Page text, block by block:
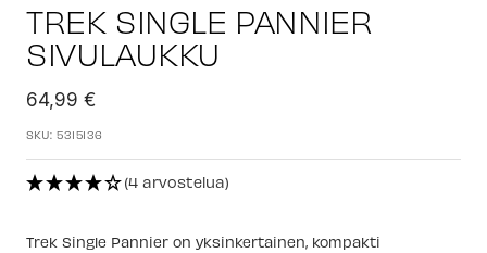
2
TREK SINGLE PANNIER
SIVULAUKKU
Alennushinta
64,99 €
SKU:5315136
(4 arvostelua)
Trek Single Pannier on yksinkertainen, kompakti